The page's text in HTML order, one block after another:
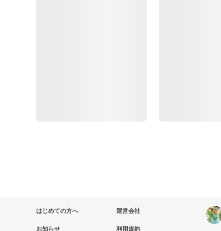
はじめての方へ
お知らせ
運営会社
利用規約